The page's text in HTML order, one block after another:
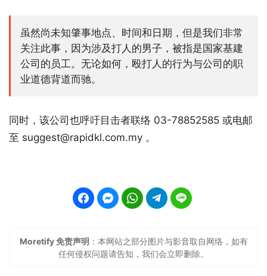
虽然尚未知肇事地点、时间和日期，但是我们非常
关注此事，因为涉及打人的男子，被指是国家基建
公司的员工。无论如何，殴打人的行为与公司的职
业道德背道而驰。
同时，该公司也呼吁目击者联络 03-78852585 或电邮
至 suggest@rapidkl.com.my 。
Moretify 免责声明 ：本网站之部分图片与影音取自网络，如有
任何侵权问题请告知，我们会立即删除。